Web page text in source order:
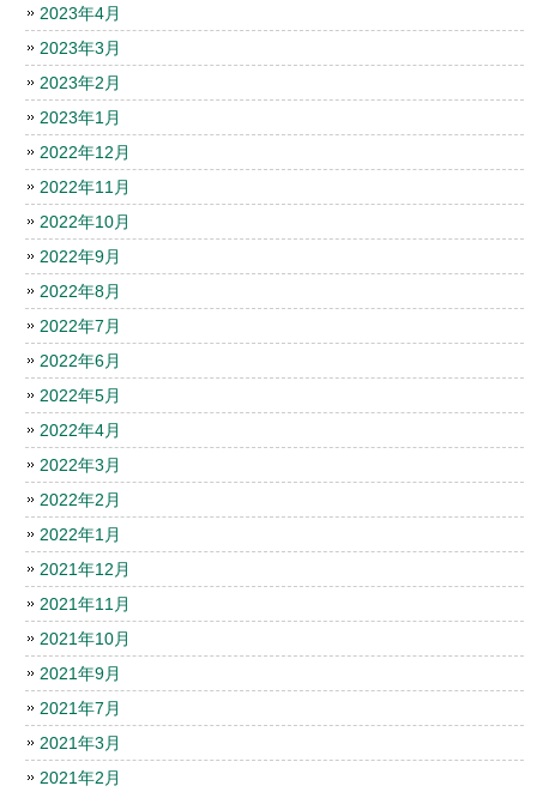
2023年4月
2023年3月
2023年2月
2023年1月
2022年12月
2022年11月
2022年10月
2022年9月
2022年8月
2022年7月
2022年6月
2022年5月
2022年4月
2022年3月
2022年2月
2022年1月
2021年12月
2021年11月
2021年10月
2021年9月
2021年7月
2021年3月
2021年2月